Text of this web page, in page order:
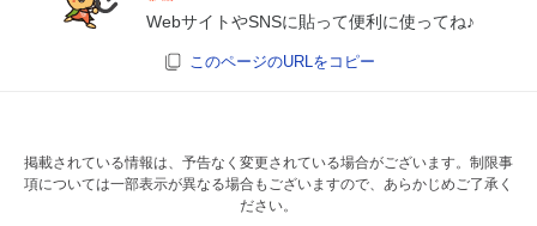
WebサイトやSNSに貼って便利に使ってね♪
このページのURLをコピー
掲載されている情報は、予告なく変更されている場合がございます。制限事
項については一部表示が異なる場合もございますので、あらかじめご了承く
ださい。